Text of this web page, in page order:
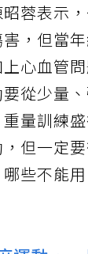
蓉表示
，但當
心血管
從少量
量訓練
但一定
些不能